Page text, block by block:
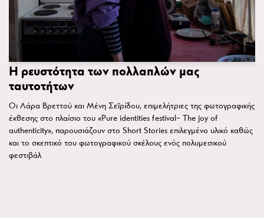
Η ρευστότητα των πολλαπλών μας
ταυτοτήτων
Οι Λάρα Βρεττού και Μένη Σεϊρίδου, επιμελήτριες της φωτογραφικής
έκθεσης στο πλαίσιο του «Pure identities festival– The joy of
authenticity», παρουσιάζουν στο Short Stories επιλεγμένο υλικό καθώς
και το σκεπτικό του φωτογραφικού σκέλους ενός πολυμεσικού
φεστιβάλ